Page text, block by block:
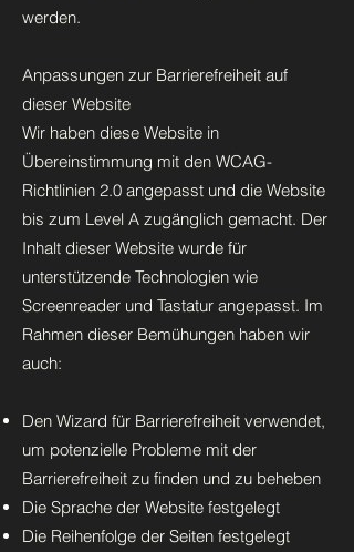
werden.
Anpassungen zur Barrierefreiheit auf
dieser Website
Wir haben diese Website in
Übereinstimmung mit den WCAG-
Richtlinien 2.0 angepasst und die Website
bis zum Level A zugänglich gemacht. Der
Inhalt dieser Website wurde für
unterstützende Technologien wie
Screenreader und Tastatur angepasst. Im
Rahmen dieser Bemühungen haben wir
auch:
Den Wizard für Barrierefreiheit verwendet,
um potenzielle Probleme mit der
Barrierefreiheit zu finden und zu beheben
Die Sprache der Website festgelegt
Die Reihenfolge der Seiten festgelegt